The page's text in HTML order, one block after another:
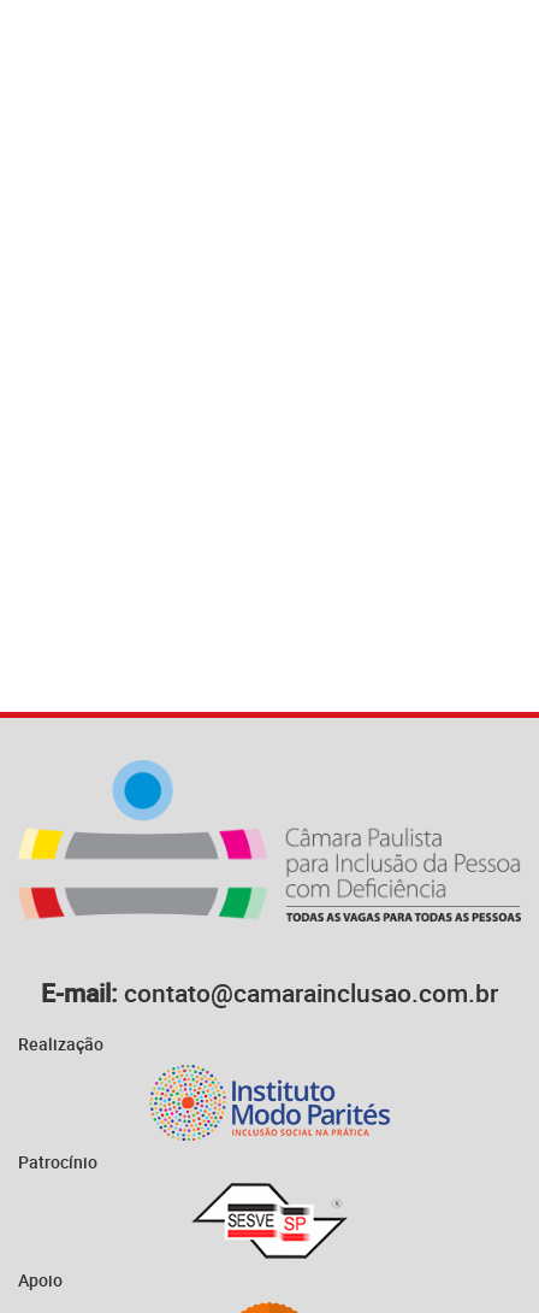
E-mail: contato@camarainclusao.com.br
Realização
Patrocínio
Apoio